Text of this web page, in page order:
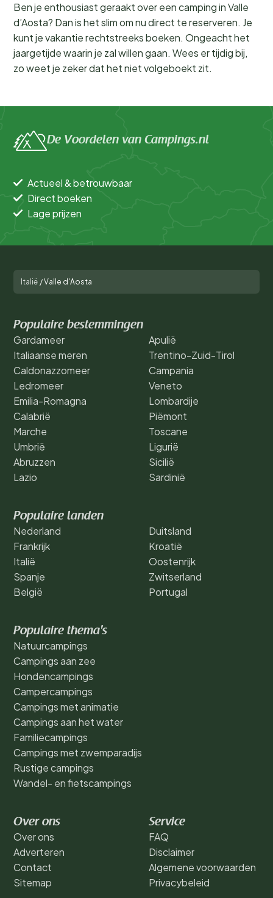
Ben je enthousiast geraakt over een camping in Valle
d’Aosta? Dan is het slim om nu direct te reserveren. Je
kunt je vakantie rechtstreeks boeken. Ongeacht het
jaargetijde waarin je zal willen gaan. Wees er tijdig bij,
zo weet je zeker dat het niet volgeboekt zit.
De Voordelen van Campings.nl
Actueel & betrouwbaar
Direct boeken
Lage prijzen
Italië /Valle d'Aosta
Populaire bestemmingen
Gardameer
Italiaanse meren
Caldonazzomeer
Ledromeer
Emilia-Romagna
Calabrië
Marche
Umbrië
Abruzzen
Lazio
Apulië
Trentino-Zuid-Tirol
Campania
Veneto
Lombardije
Piëmont
Toscane
Ligurië
Sicilië
Sardinië
Populaire landen
Nederland
Frankrijk
Italië
Spanje
België
Duitsland
Kroatië
Oostenrijk
Zwitserland
Portugal
Populaire thema's
Natuurcampings
Campings aan zee
Hondencampings
Campercampings
Campings met animatie
Campings aan het water
Familiecampings
Campings met zwemparadijs
Rustige campings
Wandel- en fietscampings
Over ons
Over ons
Adverteren
Contact
Sitemap
Service
FAQ
Disclaimer
Algemene voorwaarden
Privacybeleid